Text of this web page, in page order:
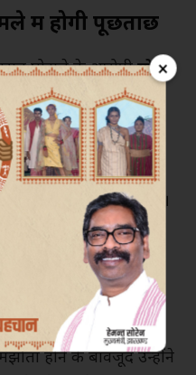
×
में होगी पूछताछ
घोटाले के आरोपीयोगेंद्र
लिए बुलाया है।
उरांव, उनके बेटे रोहित
पर छापेमारी कर
इस मामले से जुड़ा हुआ है।
समझौते पर सवाल
उरांव ने शराब
(Agreement)किया
होने के बावजूद उन्होंने